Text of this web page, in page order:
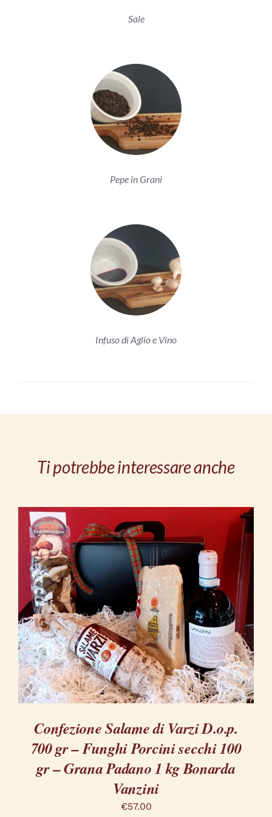
Sale
Pepe in Grani
Infuso di Aglio e Vino
Ti potrebbe interessare anche
SCEGLI QUESTO
PRODOTTO
HA
PIÙ
VARIANTI.
LE
OPZIONI
POSSONO
ESSERE
SCELTE
PAGINA
PRODOTTO
/
DETTAGLI
Confezione Salame di Varzi D.o.p.
700 gr – Funghi Porcini secchi 100
gr – Grana Padano 1 kg Bonarda
Vanzini
€57.00